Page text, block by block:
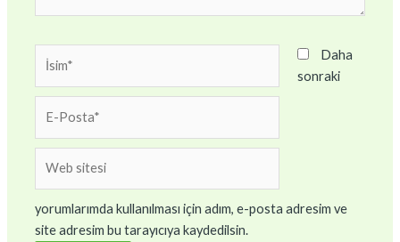
Posta*
Daha
sonraki
yorumlarımda kullanılması için adım, e-posta adresim ve
site adresim bu tarayıcıya kaydedilsin.